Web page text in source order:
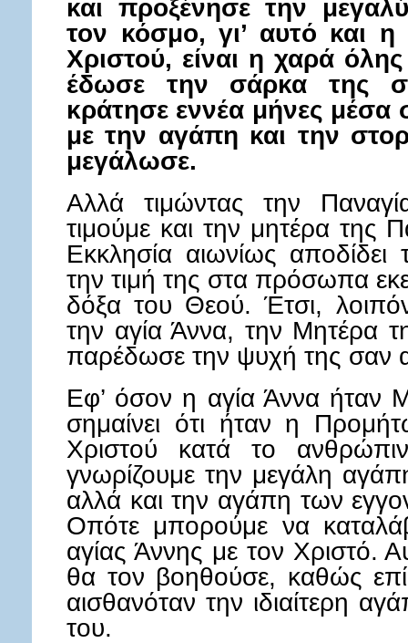
και προξένησε την
τον κόσμο, γι’ αυτό και
Χριστού, είναι η χαρά
έδωσε την σάρκα της
κράτησε εννέα μήνες μέσα
με την αγάπη και την
μεγάλωσε.
Αλλά τιμώντας την
τιμούμε και την μητέρα της
Εκκλησία αιωνίως
την τιμή της στα πρόσωπα
δόξα του Θεού. Έτσι,
την αγία Άννα, την Μητέρα
παρέδωσε την ψυχή της σαν
Εφ’ όσον η αγία Άννα ήταν
σημαίνει ότι ήταν η
Χριστού κατά το
γνωρίζουμε την μεγάλη
αλλά και την αγάπη των
Οπότε μπορούμε να
αγίας Άννης με τον Χριστό.
θα τον βοηθούσε, καθώς
αισθανόταν την ιδιαίτερη
του.